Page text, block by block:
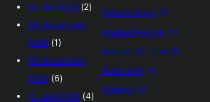
12. Juni 2010 (2)
29. November
2009 (1)
28. November
2009 (6)
12. Juni 2009 (4)
Selbstverlag (2)
special_feature (1)
stream (1) text (3)
Textpromt (1)
Theorie (1)